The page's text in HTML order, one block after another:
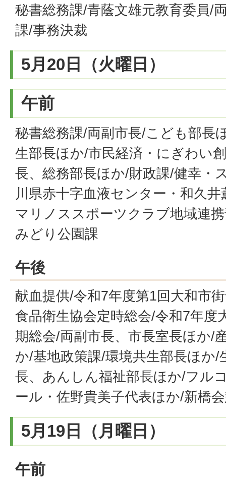
秘書総務課/青蔭文雄元教育委員/
課/事務決裁
5月20日（火曜日）
午前
秘書総務課/両副市長/こども部長
生部長ほか/市民経済・にぎわい
長、総務部長ほか/財政課/健幸・
川県赤十字血液センター・和久
マリノススポーツクラブ地域連
みどり公園課
午後
献血提供/令和7年度第1回大和市
食品衛生協会定時総会/令和7年度
期総会/両副市長、市長室長ほか/
か/基地政策課/環境共生部長ほか/
長、あんしん福祉部長ほか/フル
ール・佐野貴美子代表ほか/新橋
5月19日（月曜日）
午前